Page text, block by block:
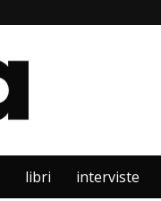
libri interviste